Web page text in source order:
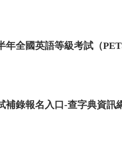
能、決策、沖突、氛圍
年全國英語等級考試（
補錄報名入口-查字典資訊